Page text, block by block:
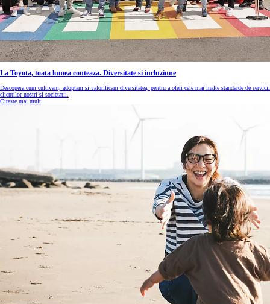
La Toyota, toata lumea conteaza. Diversitate si incluziune
Descopera cum cultivam, adoptam si valorificam diversitatea, pentru a oferi cele mai inalte standarde de servicii
clientilor nostri si societatii.
Citeste mai mult